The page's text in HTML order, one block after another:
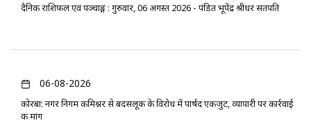
दैनिक राशिफल एवं पञ्चाङ्ग : गुरुवार, 06 अगस्त 2026 - पंडित भूपेंद्र श्रीधर सतपति
06-08-2026
कोरबा: नगर निगम कमिश्नर से बदसलूकी के विरोध में पार्षद एकजुट, व्यापारी पर कार्रवाई
की मांग